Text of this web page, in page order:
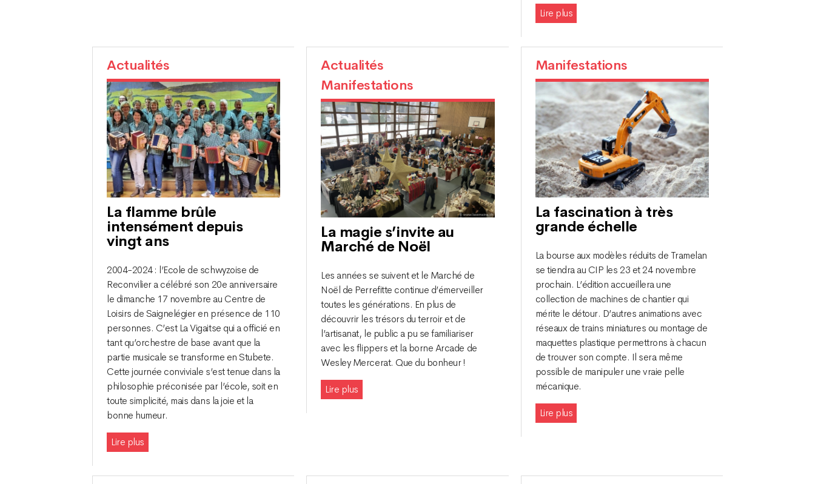
Lire plus
Actualités
La flamme brûle
intensément depuis
vingt ans
2004-2024 : l’Ecole de schwyzoise de
Reconvilier a célébré son 20e anniversaire
le dimanche 17 novembre au Centre de
Loisirs de Saignelégier en présence de 110
personnes. C’est La Vigaitse qui a officié en
tant qu’orchestre de base avant que la
partie musicale se transforme en Stubete.
Cette journée conviviale s’est tenue dans la
philosophie préconisée par l’école, soit en
toute simplicité, mais dans la joie et la
bonne humeur.
Lire plus
Actualités
Manifestations
La magie s’invite au
Marché de Noël
Les années se suivent et le Marché de
Noël de Perrefitte continue d’émerveiller
toutes les générations. En plus de
découvrir les trésors du terroir et de
l’artisanat, le public a pu se familiariser
avec les flippers et la borne Arcade de
Wesley Mercerat. Que du bonheur !
Lire plus
Manifestations
La fascination à très
grande échelle
La bourse aux modèles réduits de Tramelan
se tiendra au CIP les 23 et 24 novembre
prochain. L’édition accueillera une
collection de machines de chantier qui
mérite le détour. D’autres animations avec
réseaux de trains miniatures ou montage de
maquettes plastique permettrons à chacun
de trouver son compte. Il sera même
possible de manipuler une vraie pelle
mécanique.
Lire plus